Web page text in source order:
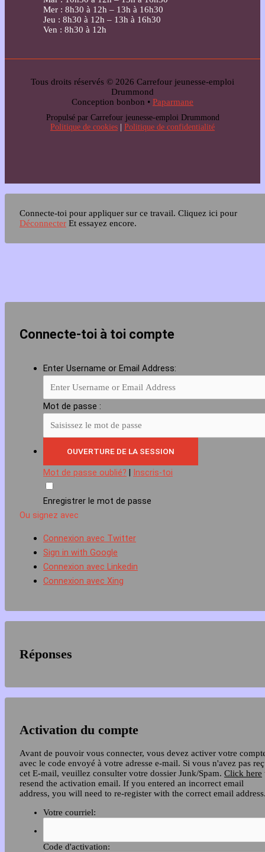
Mer : 8h30 à 12h – 13h à 16h30
Jeu : 8h30 à 12h – 13h à 16h30
Ven : 8h30 à 12h
Tous droits réservés © 2026 Carrefour jeunesse-emploi
Drummond
Conception bonbon • Paparmane
Propulsé par Carrefour jeunesse-emploi Drummond
Politique de cookies | Politique de confidentialité
Connecte-toi pour appliquer sur ce travail. Cliquez ici pour
Déconnecter Et essayez encore.
Connecte-toi à toi compte
Enter Username or Email Address:
Mot de passe :
Mot de passe oublié? Inscris-toi
Enregistrer le mot de passe
Ou signez avec
Connexion avec Twitter
Sign in with Google
Connexion avec Linkedin
Connexion avec Xing
Réponses
Activation du compte
Avant de pouvoir vous connecter, vous devez activer votre
avec le code envoyé à votre adresse e-mail. Si vous n'avez pas
cet E-mail, veuillez consulter votre dossier Junk/Spam. Click here
resend the activation email. If you entered an incorrect email
address, you will need to re-register with the correct email
Votre courriel:
Code d'activation: